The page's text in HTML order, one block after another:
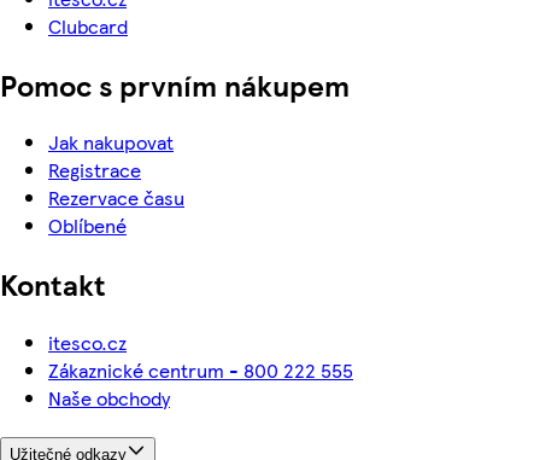
Clubcard
Pomoc s prvním nákupem
Jak nakupovat
Registrace
Rezervace času
Oblíbené
Kontakt
itesco.cz
Zákaznické centrum - 800 222 555
Naše obchody
Užitečné odkazy